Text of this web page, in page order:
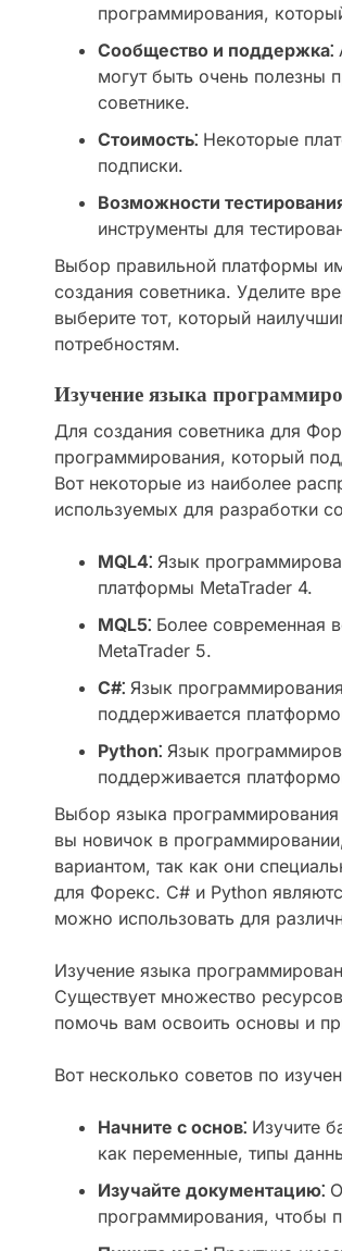
программирования,
Сообщество и поддержка⁚
могут быть очень полезны
советнике.
Стоимость⁚ Некоторые
подписки.
Возможности
инструменты для
Выбор правильной платформы
создания советника. Уделите
выберите тот, который
потребностям.
Изучение языка
Для создания советника для
программирования, который
Вот некоторые из наиболее
используемых для разработки
MQL4⁚ Язык
платформы MetaTrader 4.
MQL5⁚ Более современная
MetaTrader 5.
C#⁚ Язык
поддерживается
Python⁚ Язык
поддерживается
Выбор языка программирования
вы новичок в
вариантом, так как они
для Форекс. C# и Python
можно использовать для
Изучение языка
Существует множество
помочь вам освоить основы и
Вот несколько советов по
Начните с основ⁚ Изучите
как переменные, типы
Изучайте документацию⁚
программирования, чтобы